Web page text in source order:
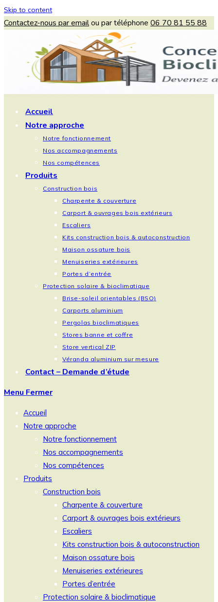
Skip to content
Contactez-nous par emailou par téléphone 06 70 81 55 88
Accueil
Notre approche
Notre fonctionnement
Nos accompagnements
Nos compétences
Produits
Construction bois
Charpente & couverture
Carport & ouvrages bois extérieurs
Escaliers
Kits construction bois & autoconstruction
Maison ossature bois
Menuiseries extérieures
Portes d’entrée
Protection solaire & bioclimatique
Brise-soleil orientables (BSO)
Carports aluminium
Pergolas bioclimatiques
Stores banne et coffre
Store vertical ZIP
Véranda aluminium sur mesure
Contact – Demande d’étude
Menu Fermer
Accueil
Notre approche
Notre fonctionnement
Nos accompagnements
Nos compétences
Produits
Construction bois
Charpente & couverture
Carport & ouvrages bois extérieurs
Escaliers
Kits construction bois & autoconstruction
Maison ossature bois
Menuiseries extérieures
Portes d’entrée
Protection solaire & bioclimatique